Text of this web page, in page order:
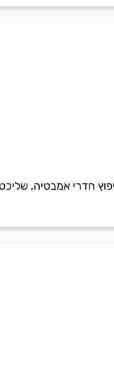
חדרי אמבטיה,